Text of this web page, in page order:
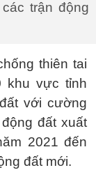
trận động
thiên tai
khu vực tỉnh
với cường
đất xuất
2021 đến
đất mới.